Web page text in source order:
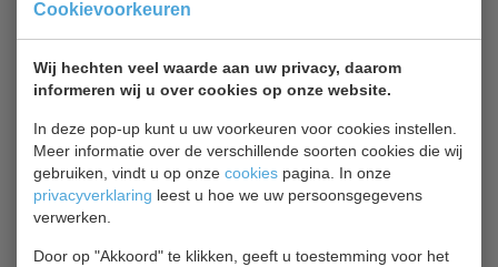
Cookievoorkeuren
Wij hechten veel waarde aan uw privacy, daarom
informeren wij u over cookies op onze website.
In deze pop-up kunt u uw voorkeuren voor cookies instellen.
Meer informatie over de verschillende soorten cookies die wij
gebruiken, vindt u op onze cookies pagina. In onze
privacyverklaring leest u hoe we uw persoonsgegevens
verwerken.
Door op "Akkoord" te klikken, geeft u toestemming voor het
Is dit iets voor jou?
CS Koelvitrine 7450.0675
Koelvitrine
€ 1360,00 € 952,00
Koelvitrine bekijken
CS 7487.0165